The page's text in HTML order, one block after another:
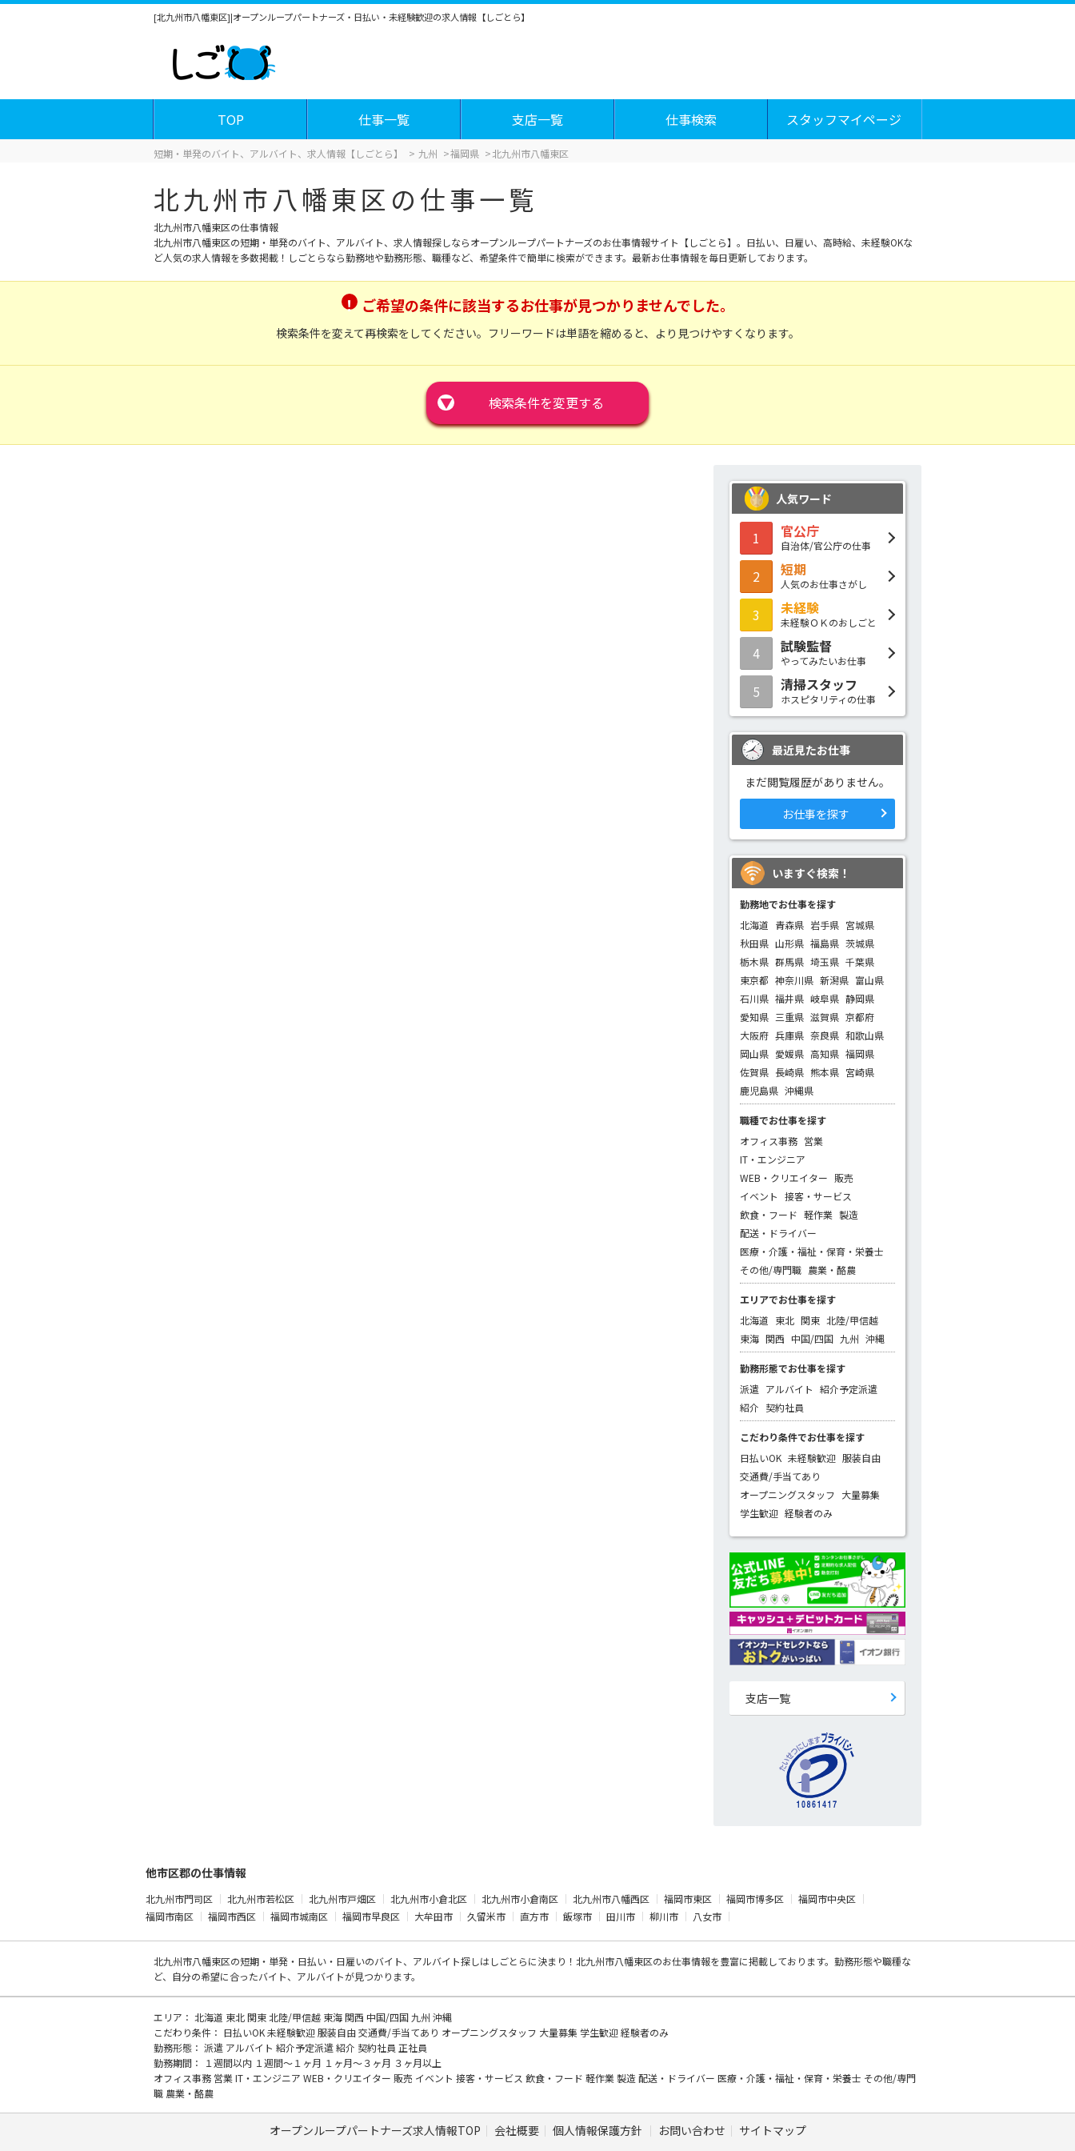
[北九州市八幡東区]|オープンループパートナーズ・日払い・未経験歓迎の求人情報【しごとら】
TOP 仕事一覧 支店一覧 仕事検索 スタッフマイページ
短期・単発のバイト、アルバイト、求人情報【しごとら】 九州 福岡県 北九州市八幡東区
北九州市八幡東区の仕事一覧
北九州市八幡東区の仕事情報
北九州市八幡東区の短期・単発のバイト、アルバイト、求人情報探しならオープンループパートナーズのお仕事情報サイト【しごとら】。日払い、日雇い、高時給、未経験OKな
ど人気の求人情報を多数掲載！しごとらなら勤務地や勤務形態、職種など、希望条件で簡単に検索ができます。最新お仕事情報を毎日更新しております。
ご希望の条件に該当するお仕事が見つかりませんでした。
検索条件を変えて再検索をしてください。フリーワードは単語を縮めると、より見つけやすくなります。
▼ 検索条件を変更する
人気ワード
1 官公庁
自治体/官公庁の仕事
2 短期
人気のお仕事さがし
3 未経験
未経験ＯＫのおしごと
4 試験監督
やってみたいお仕事
5 清掃スタッフ
ホスピタリティの仕事
最近見たお仕事
まだ閲覧履歴がありません。
お仕事を探す
いますぐ検索！
勤務地でお仕事を探す
北海道 青森県 岩手県 宮城県
秋田県 山形県 福島県 茨城県
栃木県 群馬県 埼玉県 千葉県
東京都 神奈川県 新潟県 富山県
石川県 福井県 岐阜県 静岡県
愛知県 三重県 滋賀県 京都府
大阪府 兵庫県 奈良県 和歌山県
岡山県 愛媛県 高知県 福岡県
佐賀県 長崎県 熊本県 宮崎県
鹿児島県 沖縄県
職種でお仕事を探す
オフィス事務 営業
IT・エンジニア
WEB・クリエイター 販売
イベント 接客・サービス
飲食・フード 軽作業 製造
配送・ドライバー
医療・介護・福祉・保育・栄養士
その他/専門職 農業・酪農
エリアでお仕事を探す
北海道 東北 関東 北陸/甲信越
東海 関西 中国/四国 九州 沖縄
勤務形態でお仕事を探す
派遣 アルバイト 紹介予定派遣
紹介 契約社員
こだわり条件でお仕事を探す
日払いOK 未経験歓迎 服装自由
交通費/手当てあり
オープニングスタッフ 大量募集
学生歓迎 経験者のみ
支店一覧
他市区郡の仕事情報
北九州市門司区 北九州市若松区 北九州市戸畑区 北九州市小倉北区 北九州市小倉南区 北九州市八幡西区 福岡市東区 福岡市博多区
福岡市中央区
福岡市南区
福岡市西区 福岡市城南区 福岡市早良区 大牟田市 久留米市 直方市 飯塚市 田川市 柳川市 八女市
北九州市八幡東区の短期・単発・日払い・日雇いのバイト、アルバイト探しはしごとらに決まり！北九州市八幡東区のお仕事情報を豊富に掲載しております。勤務形態や職種な
ど、自分の希望に合ったバイト、アルバイトが見つかります。
エリア： 北海道 東北関東北陸/甲信越 東海関西 中国/四国九州 沖縄
こだわり条件： 日払いOK未経験歓迎服装自由交通費/手当てあり オープニングスタッフ 大量募集 学生歓迎経験者のみ
勤務形態： 派遣 アルバイト 紹介予定派遣紹介 契約社員 正社員
勤務期間：
１週間以内 １週間～１ヶ月 １ヶ月～３ヶ月 ３ヶ月以上
オフィス事務 営業IT・エンジニア WEB・クリエイター 販売 イベント 接客・サービス 飲食・フード 軽作業製造配送・ドライバー 医療・介護・福祉・保育・栄養士 その他/専門
職 農業・酪農
オープンループパートナーズ求人情報TOP 会社概要 個人情報保護方針 お問い合わせ サイトマップ